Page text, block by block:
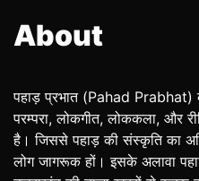
About
पहाड़ प्रभात (Pahad Prabhat)
परम्परा, लोकगीत, लोककला, और
है। जिससे पहाड़ की संस्कृति का
लोग जागरूक हों। इसके अलावा